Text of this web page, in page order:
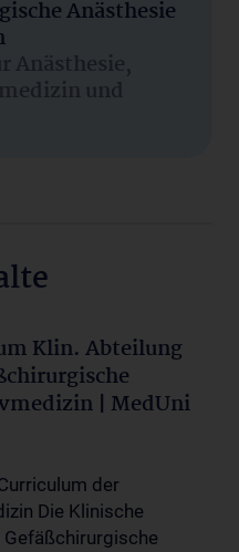
Anästhesie
Anästhesie,
und
Klin. Abteilung
| MedUni
der
Die Klinische
Gefäßchirurgische